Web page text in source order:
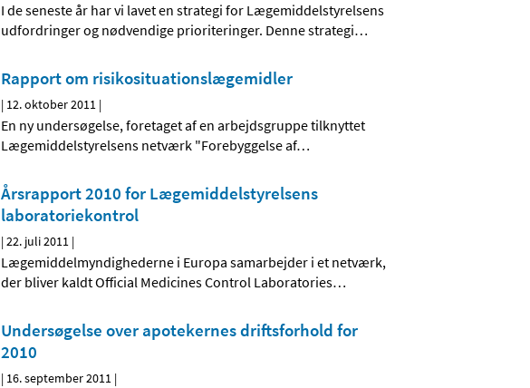
I de seneste år har vi lavet en strategi for Lægemiddelstyrelsens
udfordringer og nødvendige prioriteringer. Denne strategi…
Rapport om risikosituationslægemidler
| 12. oktober 2011 |
En ny undersøgelse, foretaget af en arbejdsgruppe tilknyttet
Lægemiddelstyrelsens netværk "Forebyggelse af…
Årsrapport 2010 for Lægemiddelstyrelsens
laboratoriekontrol
|22. juli 2011 |
Lægemiddelmyndighederne i Europa samarbejder i et netværk,
der bliver kaldt Official Medicines Control Laboratories…
Undersøgelse over apotekernes driftsforhold for
2010
| 16. september 2011 |